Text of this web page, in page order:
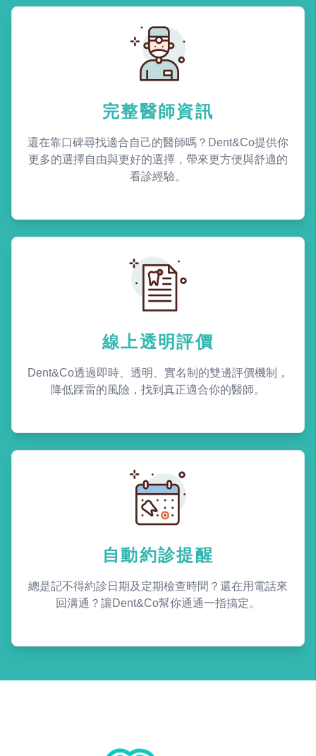
完整醫師資訊
還在靠口碑尋找適合自己的醫師嗎？Dent&Co提供你
更多的選擇自由與更好的選擇，帶來更方便與舒適的
看診經驗。
線上透明評價
Dent&Co透過即時、透明、實名制的雙邊評價機制，
降低踩雷的風險，找到真正適合你的醫師。
自動約診提醒
總是記不得約診日期及定期檢查時間？還在用電話來
回溝通？讓Dent&Co幫你通通一指搞定。